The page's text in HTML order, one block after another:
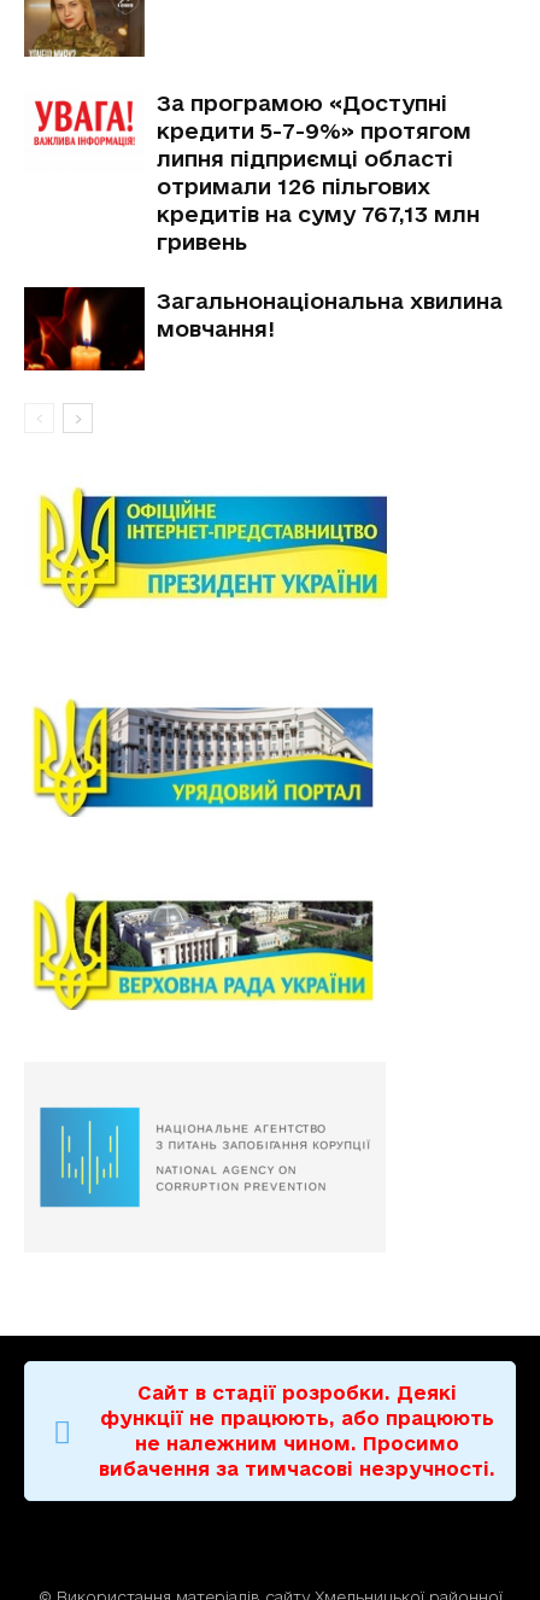
За програмою «Доступні
кредити 5-7-9%» протягом
липня підприємці області
отримали 126 пільгових
кредитів на суму 767,13 млн
гривень
Загальнонаціональна хвилина
мовчання!
Сайт в стадії розробки. Деякі
функції не працюють, або працюють
не належним чином. Просимо
вибачення за тимчасові незручності.
© Використання матерiалiв сайту Хмельницької районної